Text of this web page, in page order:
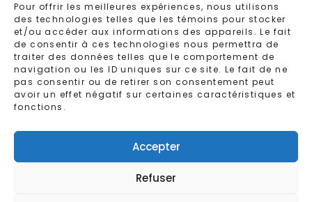
Pour offrir les meilleures expériences, nous utilisons
des technologies telles que les témoins pour stocker
et/ou accéder aux informations des appareils. Le fait
de consentir à ces technologies nous permettra de
traiter des données telles que le comportement de
navigation ou les ID uniques sur ce site. Le fait de ne
pas consentir ou de retirer son consentement peut
avoir un effet négatif sur certaines caractéristiques et
fonctions.
Accepter
Refuser
ENTREZ VOTRE COURRIEL POUR VOUS INSCRIRE À L'INFOLETTRE
© 2026 - Tous droits réservésRécréoparc